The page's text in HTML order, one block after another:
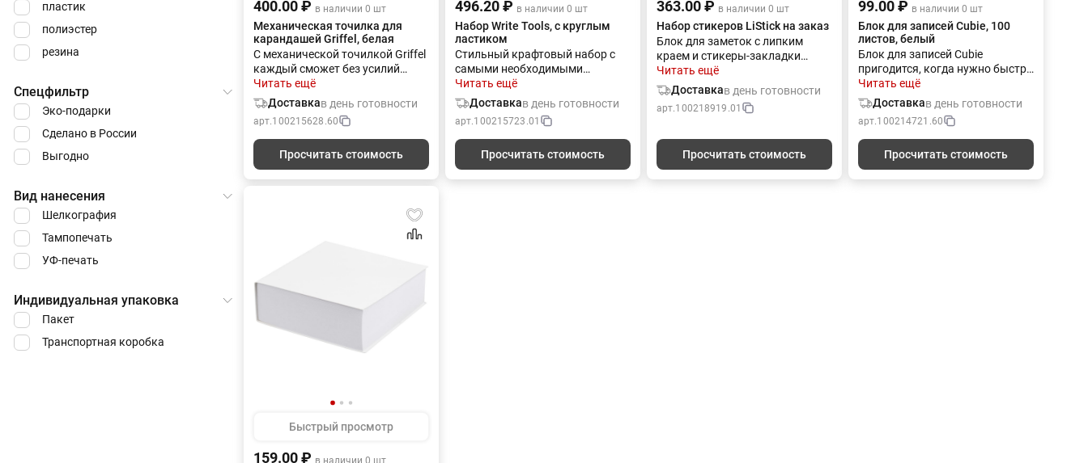
пластик
полиэстер
резина
Спецфильтр
Эко-подарки
Сделано в России
Выгодно
Вид нанесения
Шелкография
Тампопечать
УФ-печать
Индивидуальная упаковка
Пакет
Транспортная коробка
400.00 ₽ в наличии 0 шт
Механическая точилка для
карандашей Griffel, белая
С механической точилкой Griffel
каждый сможет без усилий
заточить карандаши!
Вращающийся роликовый нож
обеспечивает быструю и острую
заточку карандашей диаметром
до 8 мм. Точилка оснащена
переключателем степеней
заточки, что позволяет
качественно заточить как
заточки), так и чернографитные
заполнения. […]
Читать ещё
Доставкав день готовности
арт.100215628.60
Просчитать стоимость
496.20 ₽ в наличии 0 шт
Набор Write Tools, с круглым
ластиком
Стильный крафтовый набор с
самыми необходимыми
канцелярскими
принадлежностями: мини-
блокнотом в клетку, ластиком,
удобной линейкой-закладкой и
ручкой в компактном пенале-
косметичке.
Читать ещё
Доставкав день готовности
арт.100215723.01
Просчитать стоимость
363.00 ₽ в наличии 0 шт
Набор стикеров LiStick на заказ
Блок для заметок с липким
краем и стикеры-закладки
ярких неоновых оттенков,
собранные под одной цветной
обложкой, — практичный набор,
который всегда под рукой.
картона с индивидуальной
полноцветной печатью 4+4 с
ламинацией 1+0, две биговки
Читать ещё
Доставкав день готовности
арт.100218919.01
Просчитать стоимость
99.00 ₽ в наличии 0 шт
Блок для записей Cubie, 100
листов, белый
Блок для записей Cubie
пригодится, когда нужно быстро
сделать заметку или оставить
записку коллеге.Блок из 100
листов без линовки из бумаги
плотностью 80 г/м² на склейке в
обложке из дизайнерского
картона белого цвета.
Читать ещё
Доставкав день готовности
арт.100214721.60
Просчитать стоимость
Быстрый просмотр
159.00 ₽ в наличии 0 шт